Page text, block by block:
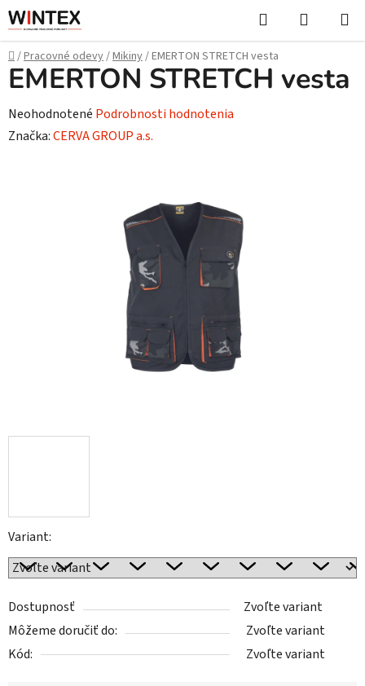
Prejsť
na
obsah
Hľadať
KOŠÍK
Domov
/Pracovné odevy/Mikiny/EMERTON STRETCH vesta
Variant:
Dostupnosť
Zvoľte variant
Môžeme doručiť do:
Zvoľte variant
Kód:
Zvoľte variant
EMERTON STRETCH vesta
Priemerné
hodnotenie
Neohodnotené Podrobnosti hodnotenia
Značka:CERVA GROUP a.s.